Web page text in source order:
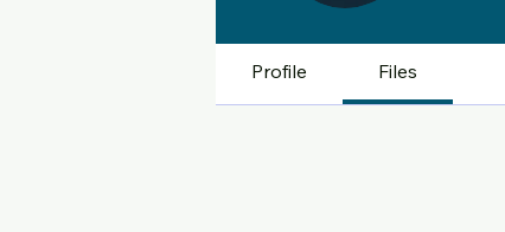
Profile Files